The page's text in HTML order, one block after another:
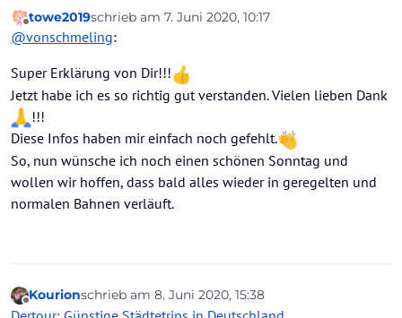
wird (da auf deinen Namen bereits ausgestellt)
gegenständlichen Beschaffungswege eine nicht
erstattbare Anzahlung von 20% verlangt wurde
für die Beherbergung (vom Veranstalter).
Beschaffenheit günstiger, als bei einer Produktion
mit Kontingenten aus dem nicht dynamischen
Angebot der DERtouristik.
Namentlich gibt dir der Veranstalter die Kosten
weiter, die er bereits tragen musste und nicht
XDERtouristik auf die Verauslagungen pfeifen
muss und dir den Betrag quasi schenkt - das wäre
Offline
towe2019schrieb am 7. Juni 2020, 10:17
zuletzt editiert von
@vonschmeling:
Super Erklärung von Dir!!!
Jetzt habe ich es so richtig gut verstanden. Vielen lieben Dank
!!!
Diese Infos haben mir einfach noch gefehlt.
So, nun wünsche ich noch einen schönen Sonntag und
wollen wir hoffen, dass bald alles wieder in geregelten und
normalen Bahnen verläuft.
Offline
Kourionschrieb am 8. Juni 2020, 15:38
zuletzt editiert von